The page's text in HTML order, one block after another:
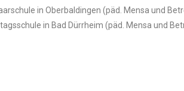
in Oberbaldingen (päd. Mensa und
in Bad Dürrheim (päd. Mensa und